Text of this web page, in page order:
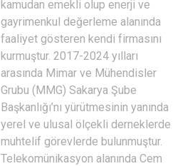
kamudan emekli olup enerji ve
gayrimenkul değerleme alanında
faaliyet gösteren kendi firmasını
kurmuştur. 2017-2024 yılları
arasında Mimar ve Mühendisler
Grubu (MMG) Sakarya Şube
Başkanlığı’nı yürütmesinin yanında
yerel ve ulusal ölçekli derneklerde
muhtelif görevlerde bulunmuştur.
Telekomünikasyon alanında Cem